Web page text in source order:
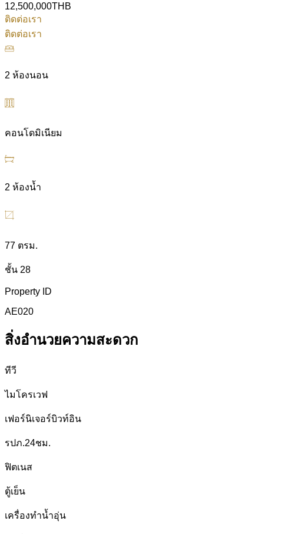
12,500,000THB
ติดต่อเรา
ติดต่อเรา
2 ห้องนอน
คอนโดมิเนียม
2 ห้องน้ำ
77 ตรม.
ชั้น 28
Property ID
AE020
สิ่งอำนวยความสะดวก
ทีวี
ไมโครเวฟ
เฟอร์นิเจอร์บิวท์อิน
รปภ.24ชม.
ฟิตเนส
ตู้เย็น
เครื่องทำน้ำอุ่น